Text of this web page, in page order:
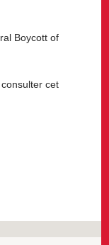
Boycott of
cet